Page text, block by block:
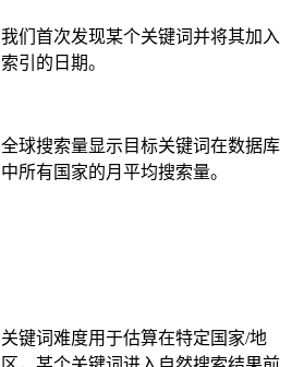
我们首次发现某个关键词并将其加入
索引的日期。
全球搜索量显示目标关键词在数据库
中所有国家的月平均搜索量。
关键词难度用于估算在特定国家/地